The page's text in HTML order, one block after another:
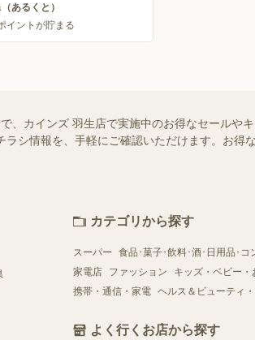
あるくと）
イントが貯まる
、カインズ 羽生店で実施中のお得なセールや
シ情報を、手軽にご確認いただけます。お得
カテゴリから探す
スーパー
食品･菓子･飲料･酒･日用品･コ
家電店
ファッション
キッズ・ベビー・
携帯・通信・家電 ヘルス＆ビューティ
よく行くお店から探す